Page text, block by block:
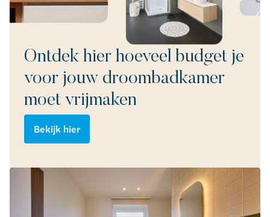
Ontdek hier hoeveel budget je
voor jouw droombadkamer
moet vrijmaken
Bekijk hier